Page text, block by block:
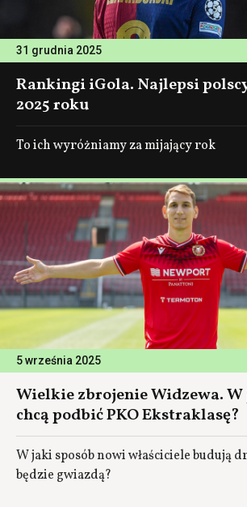
31 grudnia 2025
Rankingi iGola. Najlepsi
2025 roku
To ich wyróżniamy za mijający rok
5 września 2025
Wielkie zbrojenie Widzewa. W
chcą podbić PKO Ekstraklasę?
W jaki sposób nowi właściciele budują
będzie gwiazdą?